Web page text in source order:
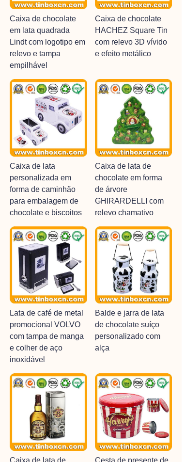
Caixa de chocolate
em lata quadrada
Lindt com logotipo em
relevo e tampa
empilhável
Caixa de chocolate
HACHEZ Square Tin
com relevo 3D vívido
e efeito metálico
Caixa de lata
personalizada em
forma de caminhão
para embalagem de
chocolate e biscoitos
Caixa de lata de
chocolate em forma
de árvore
GHIRARDELLI com
relevo chamativo
Lata de café de metal
promocional VOLVO
com tampa de manga
e colher de aço
inoxidável
Balde e jarra de lata
de chocolate suíço
personalizado com
alça
Caixa de lata de Cesta de presente de